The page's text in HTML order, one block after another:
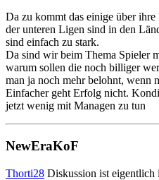
Da zu kommt das einige über ihre
der unteren Ligen sind in den
sind einfach zu stark.
Da sind wir beim Thema Spieler
warum sollen die noch billiger
man ja noch mehr belohnt, wenn
Einfacher geht Erfolg nicht.
jetzt wenig mit Managen zu tun
NewEraKoF
Thorti28 Diskussion ist